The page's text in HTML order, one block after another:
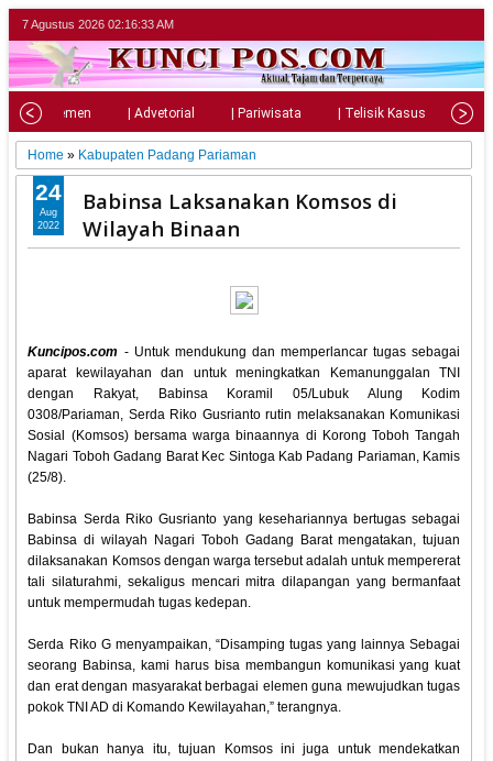
7 Agustus 2026 02:16:34 AM
| Parlemen | Advetorial | Pariwisata | Telisik Kasus |
Home » Kabupaten Padang Pariaman
Babinsa Laksanakan Komsos di
Wilayah Binaan
Kuncipos.com - Untuk mendukung dan memperlancar tugas sebagai
aparat kewilayahan dan untuk meningkatkan Kemanunggalan TNI
dengan Rakyat, Babinsa Koramil 05/Lubuk Alung Kodim
0308/Pariaman, Serda Riko Gusrianto rutin melaksanakan Komunikasi
Sosial (Komsos) bersama warga binaannya di Korong Toboh Tangah
Nagari Toboh Gadang Barat Kec Sintoga Kab Padang Pariaman, Kamis
(25/8).
Babinsa Serda Riko Gusrianto yang kesehariannya bertugas sebagai
Babinsa di wilayah Nagari Toboh Gadang Barat mengatakan, tujuan
dilaksanakan Komsos dengan warga tersebut adalah untuk mempererat
tali silaturahmi, sekaligus mencari mitra dilapangan yang bermanfaat
untuk mempermudah tugas kedepan.
Serda Riko G menyampaikan, “Disamping tugas yang lainnya Sebagai
seorang Babinsa, kami harus bisa membangun komunikasi yang kuat
dan erat dengan masyarakat berbagai elemen guna mewujudkan tugas
pokok TNI AD di Komando Kewilayahan,” terangnya.
Dan bukan hanya itu, tujuan Komsos ini juga untuk mendekatkan
24
Aug
2022